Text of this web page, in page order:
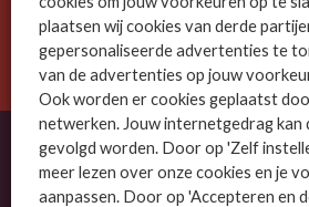
OVER MSP BUSINESS
plaatsen wij cookies van derde
gepersonaliseerde advertenties te
van de advertenties op jouw
Ook worden er cookies geplaatst
netwerken. Jouw internetgedrag kan
gevolgd worden. Door op 'Zelf
meer lezen over onze cookies en je
aanpassen. Door op 'Accepteren en